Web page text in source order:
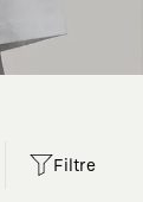
Filtre